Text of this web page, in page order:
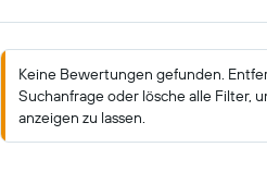
Keine Bewertungen gefunden.
Suchanfrage oder lösche alle Filter,
anzeigen zu lassen.